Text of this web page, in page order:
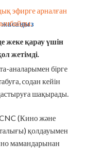
эфирге арналған
жеке қарау үшін
жетімді.
аналарымен бірге
содан кейін
шақырады.
CNC (Кино және
қолдауымен
мамандарынан